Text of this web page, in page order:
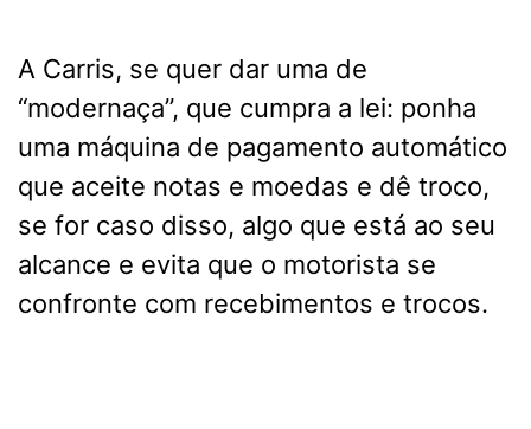
A Carris, se quer dar uma de
“modernaça”, que cumpra a lei: ponha
uma máquina de pagamento automático
que aceite notas e moedas e dê troco,
se for caso disso, algo que está ao seu
alcance e evita que o motorista se
confronte com recebimentos e trocos.